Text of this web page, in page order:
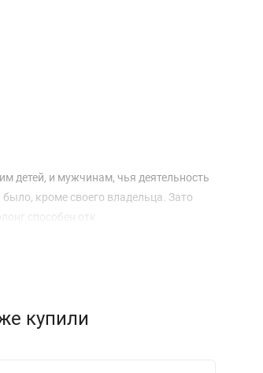
детей, и мужчинам, чья деятельность
кроме своего владельца. Зато
способен отк
купили